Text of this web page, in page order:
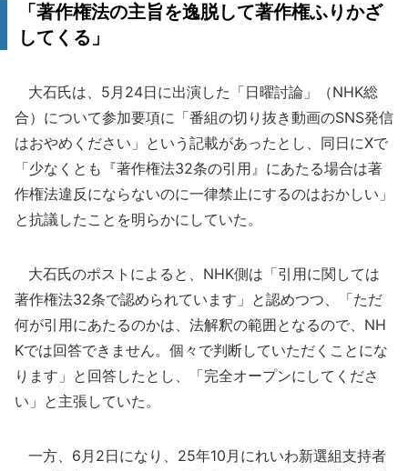
「著作権法の主旨を逸脱して著作権ふりかざ
してくる」
大石氏は、5月24日に出演した「日曜討論」（NHK総
合）について参加要項に「番組の切り抜き動画のSNS発信
はおやめください」という記載があったとし、同日にXで
「少なくとも『著作権法32条の引用』にあたる場合は著
作権法違反にならないのに一律禁止にするのはおかしい」
と抗議したことを明らかにしていた。
大石氏のポストによると、NHK側は「引用に関しては
著作権法32条で認められています」と認めつつ、「ただ
何が引用にあたるのかは、法解釈の範囲となるので、NH
Kでは回答できません。個々で判断していただくことにな
ります」と回答したとし、「完全オープンにしてくださ
い」と主張していた。
一方、6月2日になり、25年10月にれいわ新選組支持者